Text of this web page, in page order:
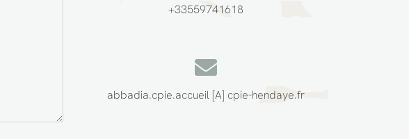
+33559741618
abbadia.cpie.accueil [A] cpie-hendaye.fr